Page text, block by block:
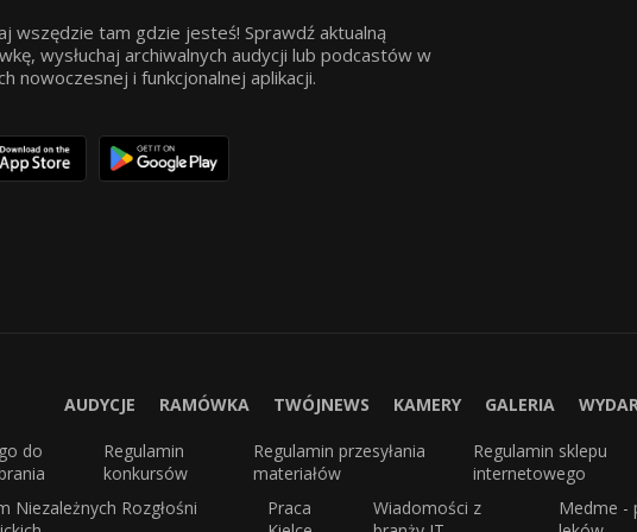
wszędzie tam gdzie jesteś! Sprawdź aktualną
wysłuchaj archiwalnych audycji lub podcastów w
nowoczesnej i funkcjonalnej aplikacji.
AUDYCJE RAMÓWKA TWÓJNEWS KAMERY GALERIA
do
Regulamin
konkursów
Regulamin przesyłania
materiałów
Regulamin sklepu
internetowego
Niezależnych Rozgłośni
Praca
Wiadomości z
Medme -